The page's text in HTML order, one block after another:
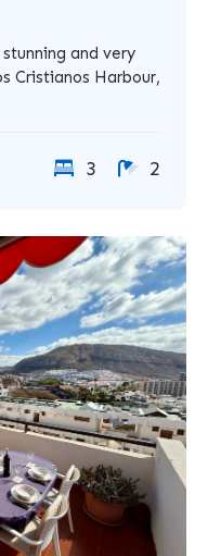
and very
Cristianos Harbour,
3 2